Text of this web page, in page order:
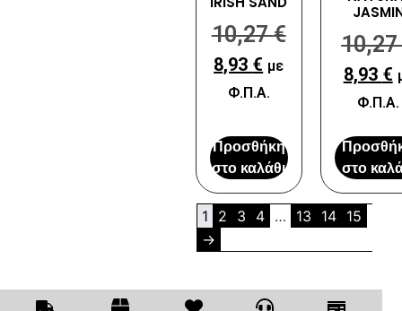
10,27€
8,93 € με
Φ.Π.Α.
Προσθήκη
στο καλάθι
8,93 €
Φ.Π.Α.
στο
1 2 3 4 … 13 14
15
→